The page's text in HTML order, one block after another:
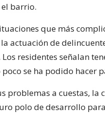
barrio.
que más
actuación de
residentes señalan
se ha podido hacer
problemas a cuestas,
polo de desarrollo